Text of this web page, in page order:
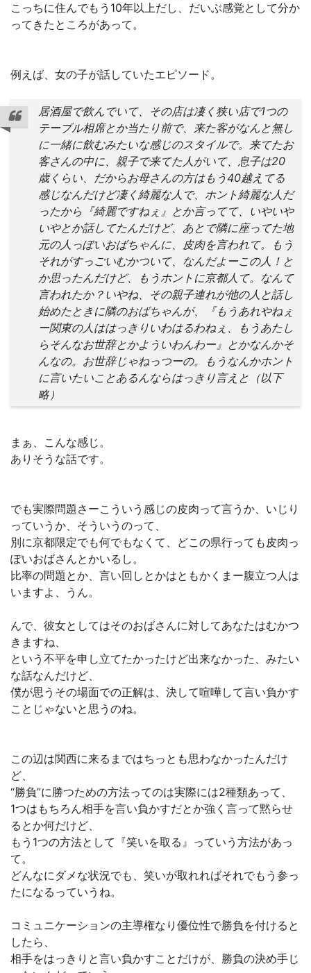
こっちに住んでもう10年以上だし、だいぶ感覚として分か
ってきたところがあって。
例えば、女の子が話していたエピソード。
居酒屋で飲んでいて、その店は凄く狭い店で1つの
テーブル相席とか当たり前で、来た客がなんと無し
に一緒に飲むみたいな感じのスタイルで。来てたお
客さんの中に、親子で来てた人がいて、息子は20
歳くらい、だからお母さんの方はもう40越えてる
感じなんだけど凄く綺麗な人で、ホント綺麗な人だ
ったから『綺麗ですねぇ』とか言ってて、いやいや
いやとか話してたんだけど、あとで隣に座ってた地
元の人っぽいおばちゃんに、皮肉を言われて。もう
それがすっごいむかついて、なんだよーこの人！と
か思ったんだけど、もうホントに京都人て。なんて
言われたか？いやね、その親子連れが他の人と話し
始めたときに隣のおばちゃんが、『もうあれやねぇ
ー関東の人ははっきりいわはるわねぇ、もうあたし
らそんなお世辞とかよういわんわー』とかなんかそ
んなの。お世辞じゃねっつーの。もうなんかホント
に言いたいことあるんならはっきり言えと（以下
略）
まぁ、こんな感じ。
ありそうな話です。
でも実際問題さーこういう感じの皮肉って言うか、いじり
っていうか、そういうのって、
別に京都限定でも何でもなくて、どこの県行っても皮肉っ
ぽいおばさんとかいるし。
比率の問題とか、言い回しとかはともかくまー腹立つ人は
いますよ、うん。
んで、彼女としてはそのおばさんに対してあなたはむかつ
きますね、
という不平を申し立てたかったけど出来なかった、みたい
な話なんだけど、
僕が思うその場面での正解は、決して喧嘩して言い負かす
ことじゃないと思うのね。
この辺は関西に来るまではちっとも思わなかったんだけ
ど、
“勝負”に勝つための方法ってのは実際には2種類あって、
1つはもちろん相手を言い負かすだとか強く言って黙らせ
るとか何だけど、
もう1つの方法として『笑いを取る』っていう方法があっ
て。
どんなにダメな状況でも、笑いが取れればそれでもう参っ
たになるっていうね。
コミュニケーションの主導権なり優位性で勝負を付けると
したら、
相手をはっきりと言い負かすことだけが、勝負の決め手じ